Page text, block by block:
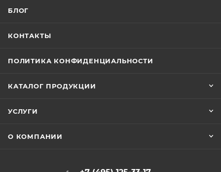
БЛОГ
КОНТАКТЫ
ПОЛИТИКА КОНФИДЕНЦИАЛЬНОСТИ
КАТАЛОГ ПРОДУКЦИИ
УСЛУГИ
О КОМПАНИИ